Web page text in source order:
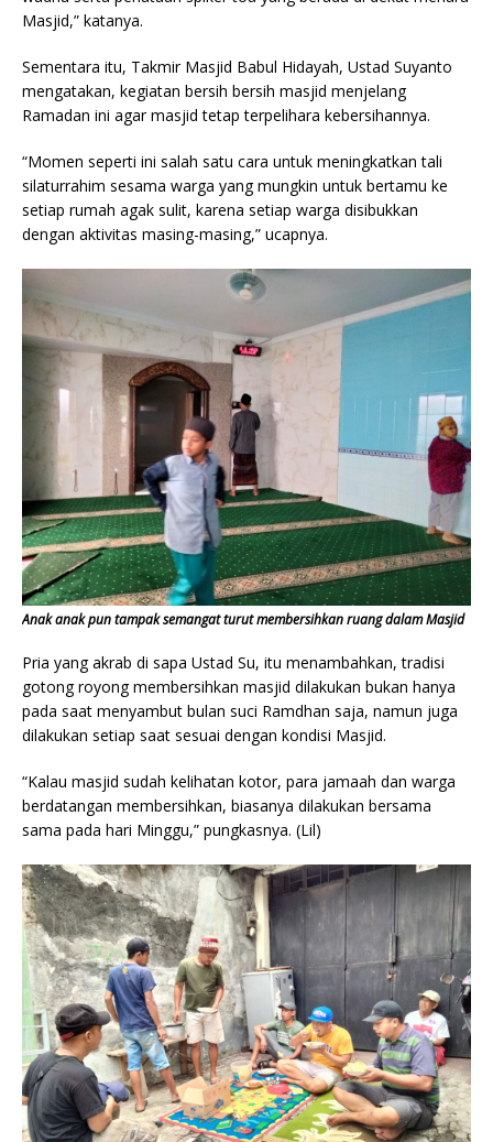
Masjid,” katanya.
Sementara itu, Takmir Masjid Babul Hidayah, Ustad Suyanto
mengatakan, kegiatan bersih bersih masjid menjelang
Ramadan ini agar masjid tetap terpelihara kebersihannya.
“Momen seperti ini salah satu cara untuk meningkatkan tali
silaturrahim sesama warga yang mungkin untuk bertamu ke
setiap rumah agak sulit, karena setiap warga disibukkan
dengan aktivitas masing-masing,” ucapnya.
Anak anak pun tampak semangat turut membersihkan ruang dalam Masjid
Pria yang akrab di sapa Ustad Su, itu menambahkan, tradisi
gotong royong membersihkan masjid dilakukan bukan hanya
pada saat menyambut bulan suci Ramdhan saja, namun juga
dilakukan setiap saat sesuai dengan kondisi Masjid.
“Kalau masjid sudah kelihatan kotor, para jamaah dan warga
berdatangan membersihkan, biasanya dilakukan bersama
sama pada hari Minggu,” pungkasnya. (Lil)